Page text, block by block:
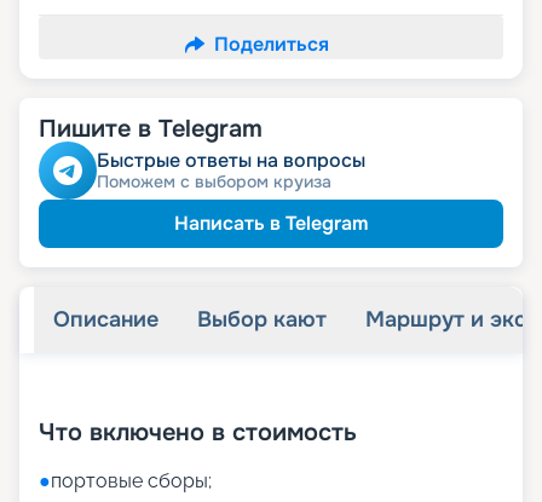
Поделиться
Пишите в Telegram
Быстрые ответы на вопросы
Поможем с выбором круиза
Написать в Telegram
Описание Выбор кают Маршрут и
Что включено в стоимость
●портовые сборы;